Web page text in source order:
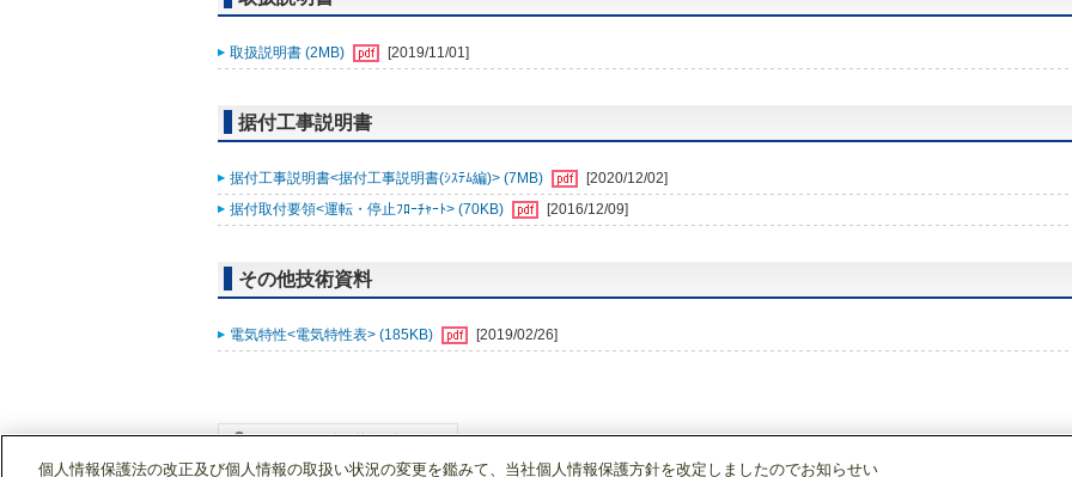
取扱説明書 (2MB) [2019/11/01]
据付工事説明書
据付工事説明書<据付工事説明書(ｼｽﾃﾑ編)> (7MB)
[2020/12/02]
据付取付要領<運転・停止ﾌﾛｰﾁｬｰﾄ> (70KB)
[2016/12/09]
その他技術資料
電気特性<電気特性表> (185KB) [2019/02/26]
個人情報保護法の改正及び個人情報の取扱い状況の変更を鑑みて、当社個人情報保護方針を改定しましたのでお知らせい